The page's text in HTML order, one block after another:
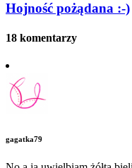
Hojność pożądana :-)
18 komentarzy
gagatka79